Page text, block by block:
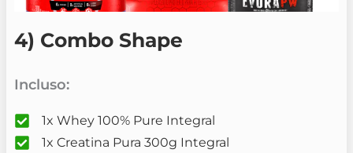
4) Combo Shape
Incluso:
1x Whey 100% Pure Integral
1x Creatina Pura 300g Integral